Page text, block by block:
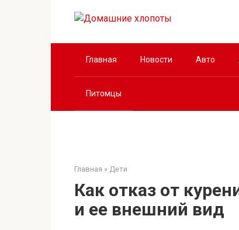
Главная Новости Авто
Питомцы
Главная » Дети
Как отказ от
и ее внешний вид